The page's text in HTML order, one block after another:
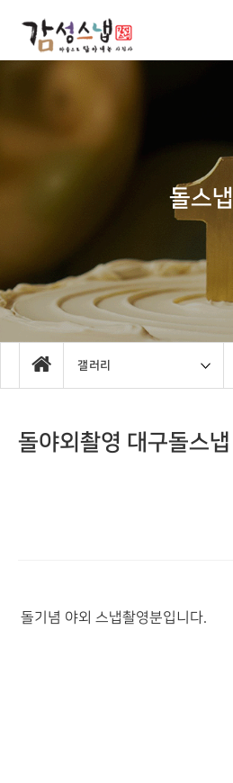
돌스냅
갤러리
돌야외촬영 대구돌스냅
돌기념 야외 스냅촬영분입니다.